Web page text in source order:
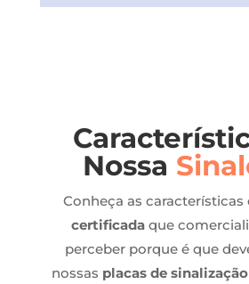
Nossa
Conheça as características
certificadaque
perceber porque é que
nossas placas de